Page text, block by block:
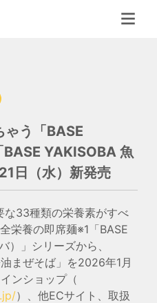
ゃう「BASE
YAKISOBA 魚
日（水）新発売
な33種類の栄養素がすべ
栄養の即席麺※1 「BASE
）」シリーズから、
まぜそば」を2026年1月
ンショップ（
）、他ECサイト、取扱